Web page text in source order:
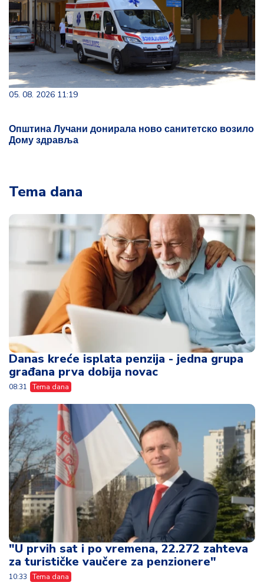
05. 08. 2026 11:19
Општина Лучани донирала ново санитетско возило
Дому здравља
Tema dana
Danas kreće isplata penzija - jedna grupa
građana prva dobija novac
08:31 Tema dana
"U prvih sat i po vremena, 22.272 zahteva
za turističke vaučere za penzionere"
10:33 Tema dana